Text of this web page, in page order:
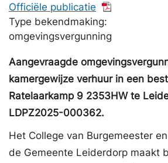
Officiële publicatie
Type bekendmaking:
omgevingsvergunning
Aangevraagde
kamergewijze verhuur in een
Ratelaarkamp 9 2353HW te
LDPZ2025-000362.
Het College van Burgemeester
de Gemeente Leiderdorp maakt